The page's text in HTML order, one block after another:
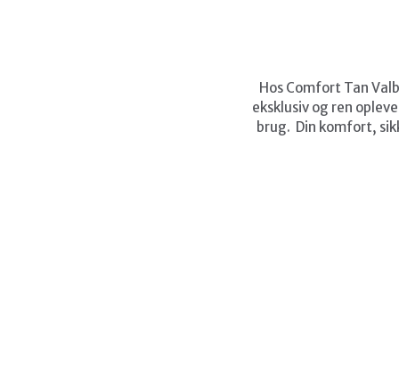
Hos Comfort Tan
eksklusiv og ren
brug. Din komfort,